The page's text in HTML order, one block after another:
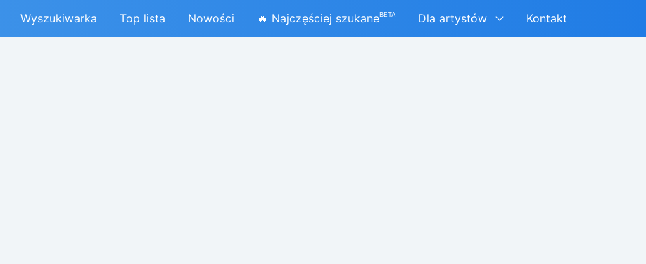
Wyszukiwarka Top lista Nowości 🔥 Najczęściej szukaneBETA Dla artystów Kontakt